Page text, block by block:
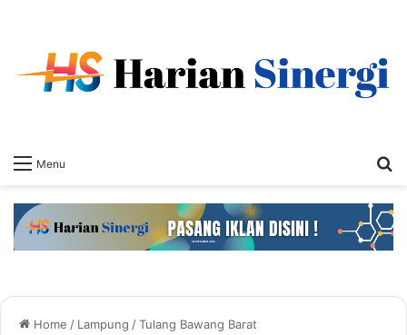
Menu
Home / Lampung /Tulang Bawang Barat